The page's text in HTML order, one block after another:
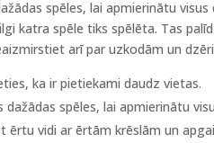
spēles, lai apmierinātu
katra spēle tiks spēlēta. Tas
arī par uzkodām un
ka ir pietiekami daudz vietas.
dažādas spēles, lai apmierinātu
ērtu vidi ar ērtām krēslām un